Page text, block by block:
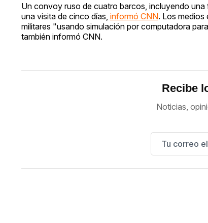
Un convoy ruso de cuatro barcos, incluyendo una
una visita de cinco días, informó CNN. Los medios
militares "usando simulación por computadora
también informó CNN.
Recibe
Noticias,